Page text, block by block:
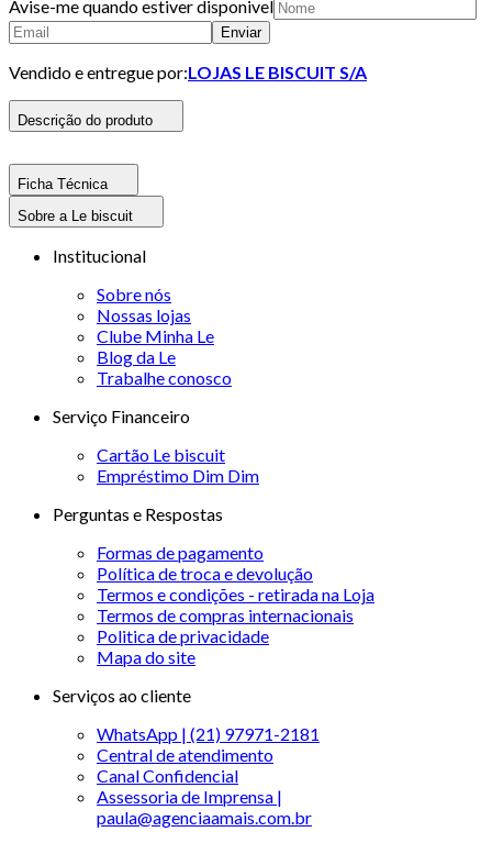
Avise-me quando estiver disponivel
Enviar
Vendido e entregue por:LOJAS LE BISCUIT S/A
Descrição do produto
Ficha Técnica
Sobre a Le biscuit
Institucional
Sobre nós
Nossas lojas
Clube Minha Le
Blog da Le
Trabalhe conosco
Serviço Financeiro
Cartão Le biscuit
Empréstimo Dim Dim
Perguntas e Respostas
Formas de pagamento
Política de troca e devolução
Termos e condições - retirada na Loja
Termos de compras internacionais
Politica de privacidade
Mapa do site
Serviços ao cliente
WhatsApp | (21) 97971-2181
Central de atendimento
Canal Confidencial
Assessoria de Imprensa |
paula@agenciaamais.com.br